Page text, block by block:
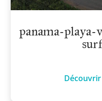
panama-playa-